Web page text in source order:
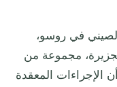
في روسو،
مجموعة من
الإجراءات المعقدة